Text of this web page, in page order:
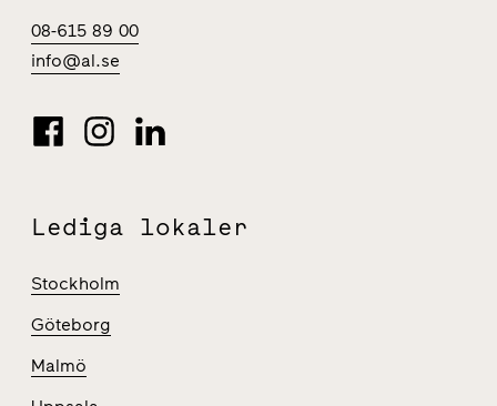
08-615 89 00
info@al.se
Lediga lokaler
Stockholm
Göteborg
Malmö